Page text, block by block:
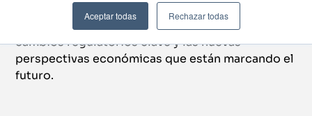
Aceptar todas Rechazar todas
tecnología, sostenibilidad y gestión del talento.
Explora las tendencias más relevantes, los
cambios regulatorios clave y las nuevas
perspectivas económicas que están marcando el
futuro.